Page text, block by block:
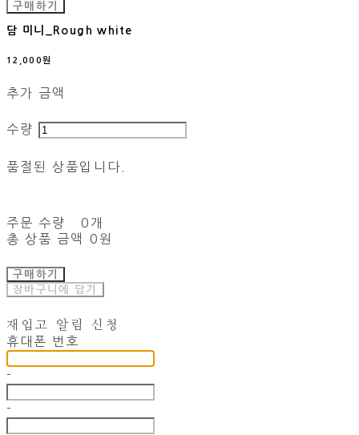
구매하기
담 미니_Rough white
12,000원
추가 금액
수량
품절된 상품입니다.
주문 수량
0개
총 상품 금액
0원
구매하기
장바구니에 담기
재입고 알림 신청
휴대폰 번호
-
-